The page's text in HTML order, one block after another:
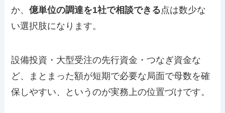
か、億単位の調達を1社で相談できる点は数少な
い選択肢になります。
設備投資・大型受注の先行資金・つなぎ資金な
ど、まとまった額が短期で必要な局面で母数を確
保しやすい、というのが実務上の位置づけです。